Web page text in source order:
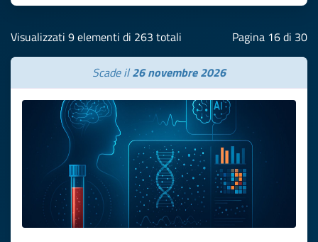
Visualizzati 9 elementi di 263 totali Pagina 16 di 30
Scade il26 novembre 2026